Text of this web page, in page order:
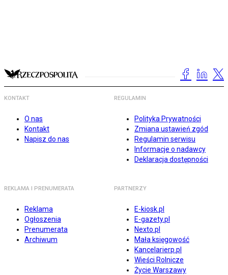
KONTAKT
O nas
Kontakt
Napisz do nas
REGULAMIN
Polityka Prywatności
Zmiana ustawień zgód
Regulamin serwisu
Informacje o nadawcy
Deklaracja dostępności
REKLAMA I PRENUMERATA
Reklama
Ogłoszenia
Prenumerata
Archiwum
PARTNERZY
E-kiosk.pl
E-gazety.pl
Nexto.pl
Mała księgowość
Kancelarierp.pl
Wieści Rolnicze
Życie Warszawy